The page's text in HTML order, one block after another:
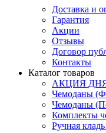
Доставка и
Гарантия
Акции
Отзывы
Договор
Контакты
Каталог товаров
АКЦИЯ
Чемоданы
Чемоданы
Комплекты
Ручная